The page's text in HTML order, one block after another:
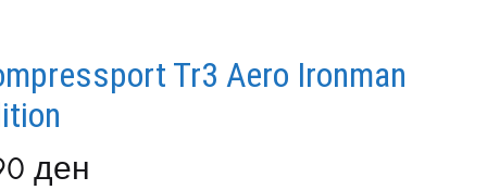
Tr3 Aero Ironman
ден